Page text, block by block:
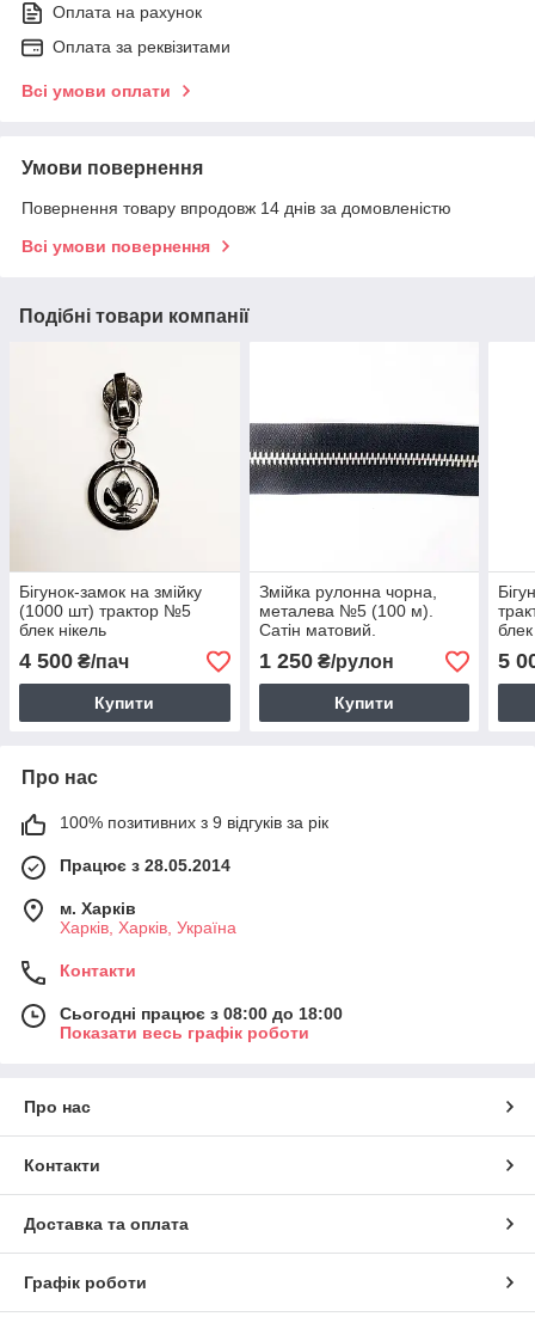
Оплата на рахунок
Оплата за реквізитами
Всі умови оплати
Умови повернення
Повернення товару впродовж 14 днів за домовленістю
Всі умови повернення
Подібні товари компанії
Бігунок-замок на змійку
(1000 шт) трактор №5
блек нікель
4 500 ₴/пач
Купити
Змійка рулонна чорна,
металева №5 (100 м).
Сатін матовий.
1 250₴/рулон
Купити
блек
5
Про нас
100% позитивних з 9 відгуків за рік
Працює з 28.05.2014
м. Харків
Харків, Харків, Україна
Контакти
Сьогодні працює з 08:00 до 18:00
Показати весь графік роботи
Про нас
Контакти
Доставка та оплата
Графік роботи